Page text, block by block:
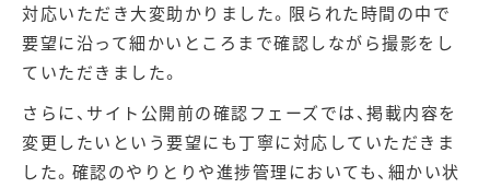
対応いただき大変助かりました。限られた時間の中で
要望に沿って細かいところまで確認しながら撮影をし
ていただきました。
さらに、サイト公開前の確認フェーズでは、掲載内容を
変更したいという要望にも丁寧に対応していただきま
した。確認のやりとりや進捗管理においても、細かい状